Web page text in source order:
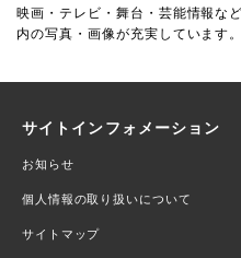
映画・テレビ・舞台・芸能情報な
内の写真・画像が充実しています。
サイトインフォメーション
お知らせ
個人情報の取り扱いについて
サイトマップ